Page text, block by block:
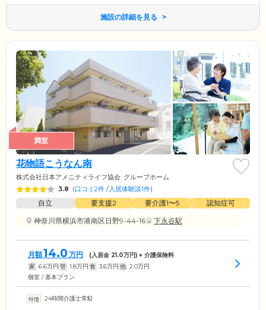
施設の詳細を見る
満室
花物語こうなん南
株式会社日本アメニティライフ協会 グループホーム
3.8 (口コミ2件 /入居体験談1件)
自立 要支援2 要介護1〜5
認知症可
神奈川県横浜市港南区日野9-44-16
下永谷駅
月額14.0 万円 (入居金 21.0万円) + 介護保険料
家 6.6万円 管 1.8万円 食 3.6万円 他 2.0万円
個室 / 基本プラン
24時間介護士常駐